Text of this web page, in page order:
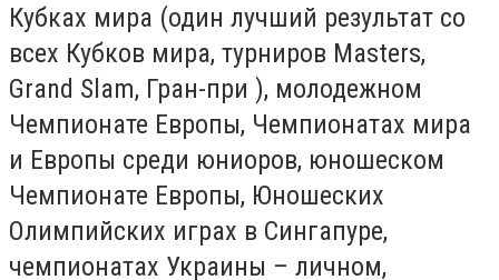
Кубках мира (один лучший результат со
всех Кубков мира, турниров Masters,
Grand Slam, Гран-при ), молодежном
Чемпионате Европы, Чемпионатах мира
и Европы среди юниоров, юношеском
Чемпионате Европы, Юношеских
Олимпийских играх в Сингапуре,
чемпионатах Украины – личном,